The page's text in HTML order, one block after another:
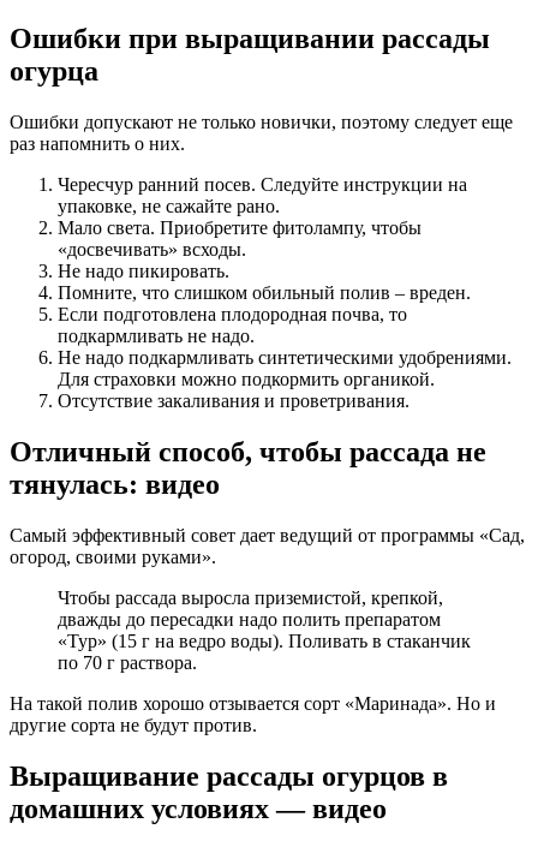
Ошибки при выращивании рассады
огурца
Ошибки допускают не только новички, поэтому следует еще
раз напомнить о них.
Чересчур ранний посев. Следуйте инструкции на
упаковке, не сажайте рано.
Мало света. Приобретите фитолампу, чтобы
«досвечивать» всходы.
Не надо пикировать.
Помните, что слишком обильный полив – вреден.
Если подготовлена плодородная почва, то
подкармливать не надо.
Не надо подкармливать синтетическими удобрениями.
Для страховки можно подкормить органикой.
Отсутствие закаливания и проветривания.
Отличный способ, чтобы рассада не
тянулась: видео
Самый эффективный совет дает ведущий от программы «Сад,
огород, своими руками».
Чтобы рассада выросла приземистой, крепкой,
дважды до пересадки надо полить препаратом
«Тур» (15 г на ведро воды). Поливать в стаканчик
по 70 г раствора.
На такой полив хорошо отзывается сорт «Маринада». Но и
другие сорта не будут против.
Выращивание рассады огурцов в
домашних условиях — видео